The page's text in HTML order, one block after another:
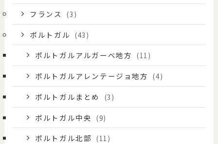
フランス (3)
ポルトガル (43)
ポルトガルアルガーべ地方 (11)
ポルトガルアレンテージョ地方 (4)
ポルトガルまとめ (3)
ポルトガル中央 (9)
ポルトガル北部 (11)